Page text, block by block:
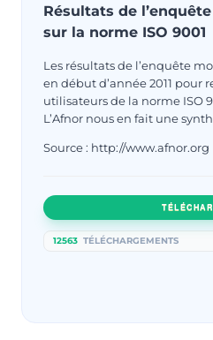
Résultats de l’enquête
sur la norme ISO 9001
Les résultats de l’enquête
en début d’année 2011 pour
utilisateurs de la norme ISO
L’Afnor nous en fait une
Source : http://www.afnor.org
12563 TÉLÉCHARGEMENTS